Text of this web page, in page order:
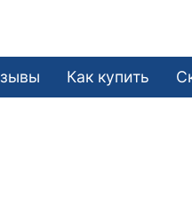
Как купить